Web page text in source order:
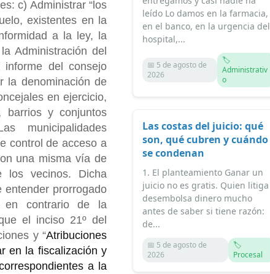
c) Administrar “los
existentes en la
a la ley, la
Administración del
informe del consejo
la denominación de
en ejercicio,
barrios y conjuntos
municipalidades
control de acceso a
una misma vía de
vecinos. Dicha
prorrogado
en contrario de la
el inciso 21º del
y “Atribuciones
en la fiscalización y
a la
leído Lo damos en la farmacia,
en el banco, en la urgencia del
hospital,...
📅 5 de agosto de
2026
🏷️
Administrativ
o
Las costas del juicio: qué
son, qué cubren y cuándo
se condenan
1. El planteamiento Ganar un
juicio no es gratis. Quien litiga
desembolsa dinero mucho
antes de saber si tiene razón:
de...
📅 5 de agosto de
2026
🏷️
Procesal